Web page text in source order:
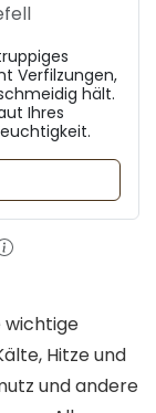
Verfilzungen,
hält.
Ihres
wichtige
Hitze und
und andere